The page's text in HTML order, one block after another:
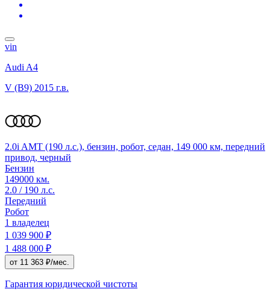
vin
Audi A4
V (B9) 2015 г.в.
2.0i AMT (190 л.с.), бензин, робот, седан, 149 000 км, передний
привод, черный
Бензин
149000 км.
2.0 / 190 л.с.
Передний
Робот
1 владелец
1 039 900 ₽
1 488 000 ₽
от 11 363 ₽/мес.
Гарантия юридической чистоты